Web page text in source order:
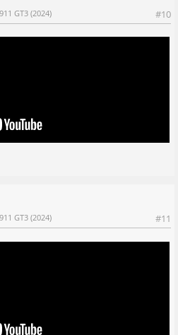
#10
GT3 (2024)
#11
GT3 (2024)